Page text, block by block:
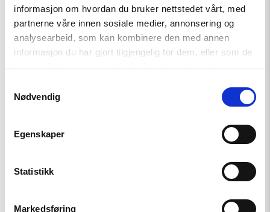
informasjon om hvordan du bruker nettstedet vårt, med
partnerne våre innen sosiale medier, annonsering og
analysearbeid, som kan kombinere den med annen
informasjon du har gjort tilgjengelig for dem, eller som de
har samlet inn gjennom din bruk av tjenestene deres.
Nødvendig
Egenskaper
Statistikk
Markedsføring
Journalist Elena Milasjina vil motta prisen på vegne av avisen
Det er registrert over 200 dødsfall blant journalister i